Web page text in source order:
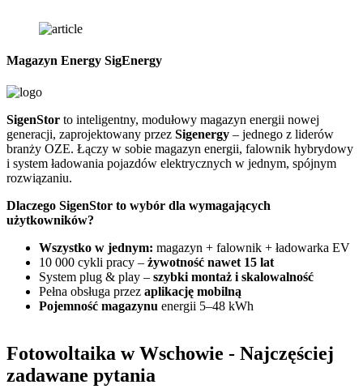
Magazyn Energy SigEnergy
SigenStor to inteligentny, modułowy magazyn energii nowej
generacji, zaprojektowany przez Sigenergy – jednego z liderów
branży OZE. Łączy w sobie magazyn energii, falownik hybrydowy
i system ładowania pojazdów elektrycznych w jednym, spójnym
rozwiązaniu.
Dlaczego SigenStor to wybór dla wymagających
użytkowników?
Wszystko w jednym: magazyn + falownik + ładowarka EV
10 000 cykli pracy – żywotność nawet 15 lat
System plug & play – szybki montaż i skalowalność
Pełna obsługa przez aplikację mobilną
Pojemność magazynu energii 5–48 kWh
Fotowoltaika w Wschowie - Najczęściej
zadawane pytania